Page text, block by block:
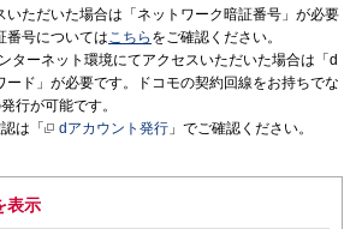
いただいた場合は「ネットワーク暗証番号」が必要
番号についてはこちら をご確認ください。
ターネット環境にてアクセスいただいた場合は「d
ード」が必要です。ドコモの契約回線をお持ちでな
行が可能です。
は「
dアカウント発行 」でご確認ください。
表示